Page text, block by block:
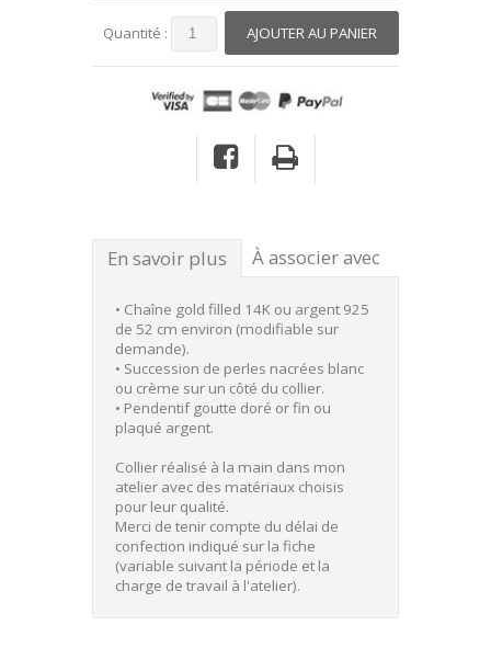
Quantité :
En savoir plus À associer avec
• Chaîne gold filled 14K ou argent 925
de 52 cm environ (modifiable sur
demande).
• Succession de perles nacrées blanc
ou crème sur un côté du collier.
• Pendentif goutte doré or fin ou
plaqué argent.
Collier réalisé à la main dans mon
atelier avec des matériaux choisis
pour leur qualité.
Merci de tenir compte du délai de
confection indiqué sur la fiche
(variable suivant la période et la
charge de travail à l'atelier).